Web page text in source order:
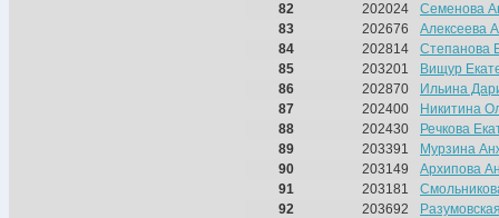
82
202024
Семенова
83
202676
Алексеева
84
202814
Степанова
85
203201
Вищур
86
202870
Ильина
87
202400
Никитина
88
202430
Речкова
89
203391
Мурзина
90
203149
Архипова
91
203181
92
203692